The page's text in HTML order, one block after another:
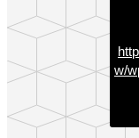
w/